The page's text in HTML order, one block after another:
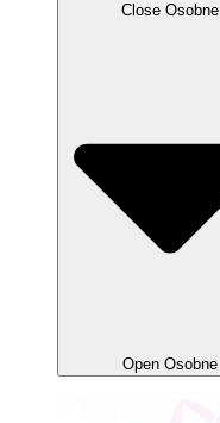
Close Osobne
Open Osobne